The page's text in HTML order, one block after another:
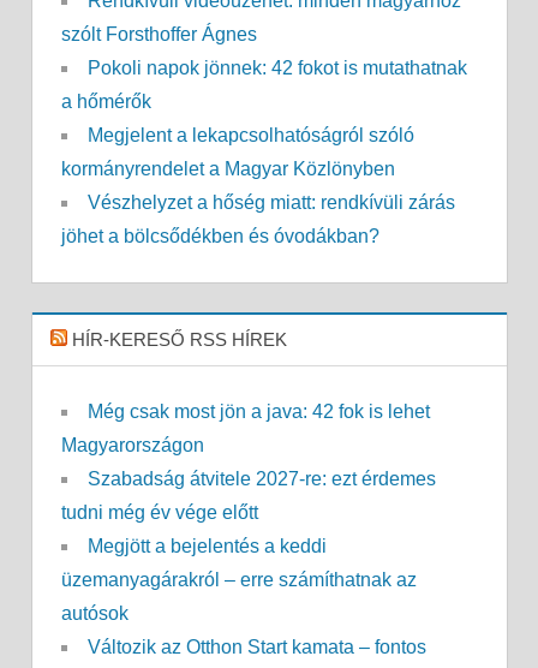
szólt Forsthoffer Ágnes
Pokoli napok jönnek: 42 fokot is mutathatnak
a hőmérők
Megjelent a lekapcsolhatóságról szóló
kormányrendelet a Magyar Közlönyben
Vészhelyzet a hőség miatt: rendkívüli zárás
jöhet a bölcsődékben és óvodákban?
HÍR-KERESŐ RSS HÍREK
Még csak most jön a java: 42 fok is lehet
Magyarországon
Szabadság átvitele 2027-re: ezt érdemes
tudni még év vége előtt
Megjött a bejelentés a keddi
üzemanyagárakról – erre számíthatnak az
autósok
Változik az Otthon Start kamata – fontos